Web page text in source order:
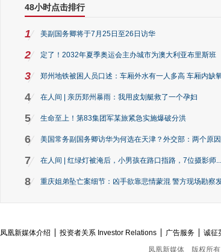
48小时点击排行
1 美副国务卿将于7月25日至26日访华
2 定了！2032年夏季奥运会主办城市为澳大利亚布里斯班
3 郑州地铁被困人员口述：车厢外水有一人多高 车厢内缺
4 在人间 | 亲历郑州暴雨：我用皮划艇救了一个孕妇
5 生命至上！第83集团军某旅紧急实施爆破分洪
6 美国常务副国务卿访华为何选在天津？外交部：两个原因
7 在人间 | 红绿灯被淹后，小男孩在路口指路，7位摄影师...
8 重庆姐弟坠亡案细节：凶手欲靠悲情蒙混 警方现场勘察
凤凰新媒体介绍 投资者关系 Investor Relations 广告服务 诚征
凤凰新媒体
版权所有